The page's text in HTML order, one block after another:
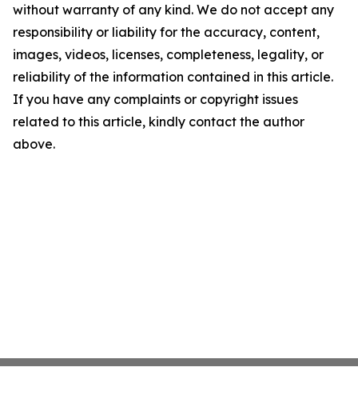
without warranty of any kind. We do not accept any
responsibility or liability for the accuracy, content,
images, videos, licenses, completeness, legality, or
reliability of the information contained in this article.
If you have any complaints or copyright issues
related to this article, kindly contact the author
above.